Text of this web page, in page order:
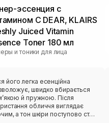
эссенция с
C DEAR, KLAIRS
Juiced Vitamin
Toner 180 мл
и тоники для лица
його легка есенційна
швидко вбирається
й пружною. Після
обличчя виглядає
а тон шкіри поступово стає